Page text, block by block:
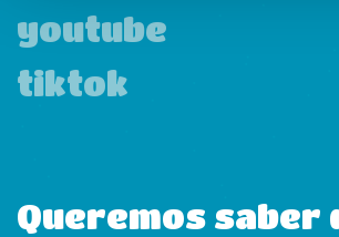
youtube
tiktok
Queremos saber